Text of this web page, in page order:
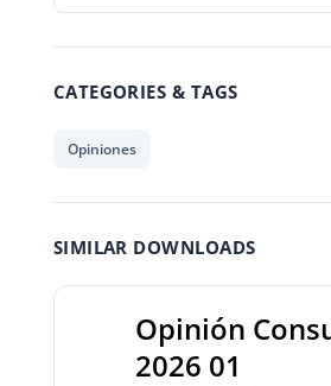
CATEGORIES & TAGS
Opiniones
SIMILAR DOWNLOADS
Opinión
2026 01